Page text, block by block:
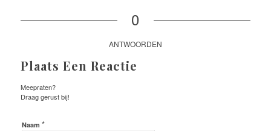
0
ANTWOORDEN
Plaats Een Reactie
Meepraten?
Draag gerust bij!
Naam *